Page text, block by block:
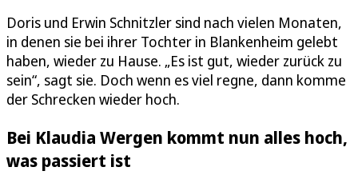
Doris und Erwin Schnitzler sind nach vielen Monaten,
in denen sie bei ihrer Tochter in Blankenheim gelebt
haben, wieder zu Hause. „Es ist gut, wieder zurück zu
sein“, sagt sie. Doch wenn es viel regne, dann komme
der Schrecken wieder hoch.
Bei Klaudia Wergen kommt nun alles hoch,
was passiert ist